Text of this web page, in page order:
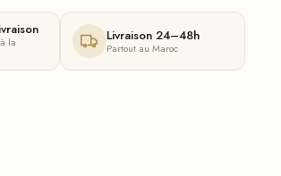
la
Livraison 24–48h
Partout au Maroc